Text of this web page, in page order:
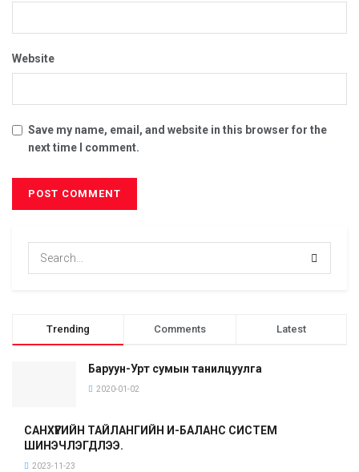
Website
Save my name, email, and website in this browser for the
next time I comment.
Trending Comments Latest
Баруун-Урт сумын танилцуулга
2020-01-02
САНХҮҮГИЙН ТАЙЛАНГИЙН И-БАЛАНС СИСТЕМ
ШИНЭЧЛЭГДЛЭЭ.
2023-11-23